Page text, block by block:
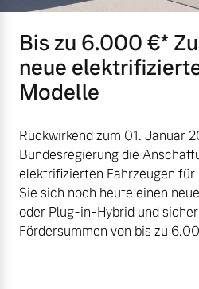
Versicherung
Bis zu 6.000 €⁠*
neue
Modelle
Rückwirkend zum 01. Januar
Bundesregierung die
elektrifizierten Fahrzeugen
Sie sich noch heute einen
oder Plug-in-Hybrid und
Fördersummen von bis zu